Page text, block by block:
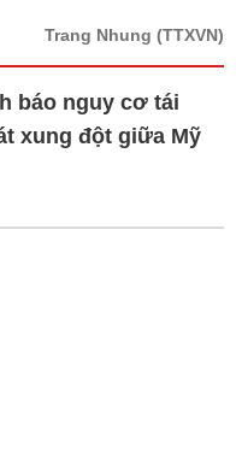
Trang Nhung (TTXVN)
báo nguy cơ tái
xung đột giữa Mỹ